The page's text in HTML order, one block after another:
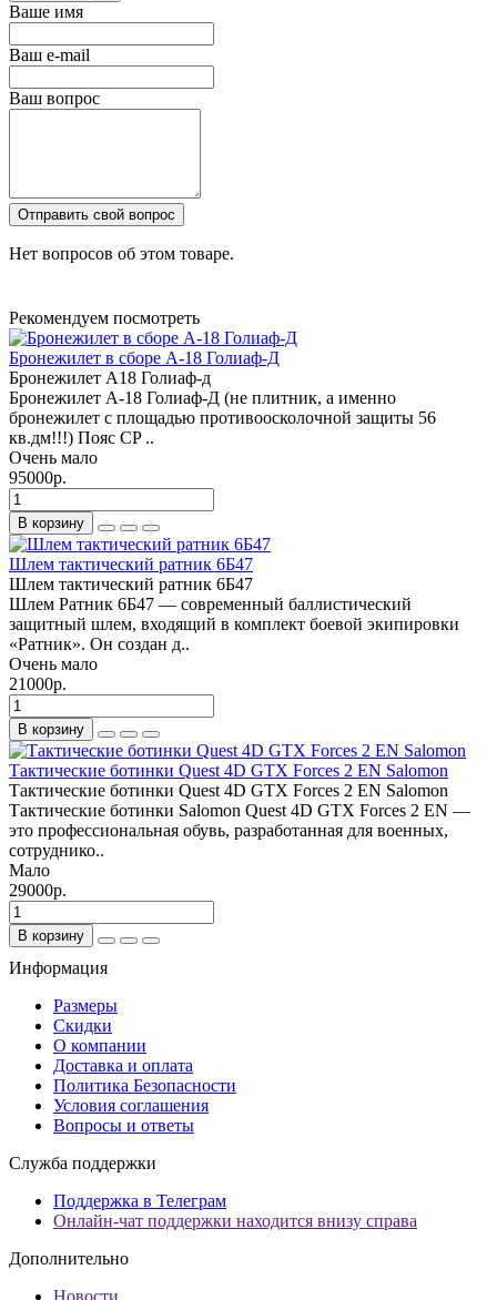
Ваше имя
Ваш e-mail
Ваш вопрос
Отправить свой вопрос
Нет вопросов об этом товаре.
Рекомендуем посмотреть
Бронежилет в сборе А-18 Голиаф-Д
Бронежилет А18 Голиаф-д
Бронежилет А-18 Голиаф-Д (не плитник, а именно
бронежилет с площадью противоосколочной защиты 56
кв.дм!!!) Пояс CP ..
Очень мало
95000р.
В корзину
Шлем тактический ратник 6Б47
Шлем тактический ратник 6Б47
Шлем Ратник 6Б47 — современный баллистический
защитный шлем, входящий в комплект боевой экипировки
«Ратник». Он создан д..
Очень мало
21000р.
В корзину
Тактические ботинки Quest 4D GTX Forces 2 EN Salomon
Тактические ботинки Quest 4D GTX Forces 2 EN Salomon
Тактические ботинки Salomon Quest 4D GTX Forces 2 EN —
это профессиональная обувь, разработанная для военных,
сотруднико..
Мало
29000р.
В корзину
Информация
Размеры
Скидки
О компании
Доставка и оплата
Политика Безопасности
Условия соглашения
Вопросы и ответы
Служба поддержки
Поддержка в Телеграм
Онлайн-чат поддержки находится внизу справа
Дополнительно
Новости